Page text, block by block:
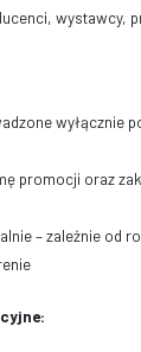
wystawcy,
wyłącznie
promocji oraz
– zależnie od